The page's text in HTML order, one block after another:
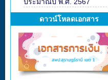
ดาวน์โหลดเอกสาร